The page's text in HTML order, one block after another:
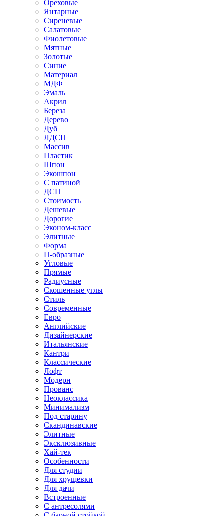
Ореховые
Янтарные
Сиреневые
Салатовые
Фиолетовые
Мятные
Золотые
Синие
Материал
МДФ
Эмаль
Акрил
Береза
Дерево
Дуб
ЛДСП
Массив
Пластик
Шпон
Экошпон
С патиной
ДСП
Стоимость
Дешевые
Дорогие
Эконом-класс
Элитные
Форма
П-образные
Угловые
Прямые
Радиусные
Скошенные углы
Стиль
Современные
Евро
Английские
Дизайнерские
Итальянские
Кантри
Классические
Лофт
Модерн
Прованс
Неоклассика
Минимализм
Под старину
Скандинавские
Элитные
Эксклюзивные
Хай-тек
Особенности
Для студии
Для хрущевки
Для дачи
Встроенные
С антресолями